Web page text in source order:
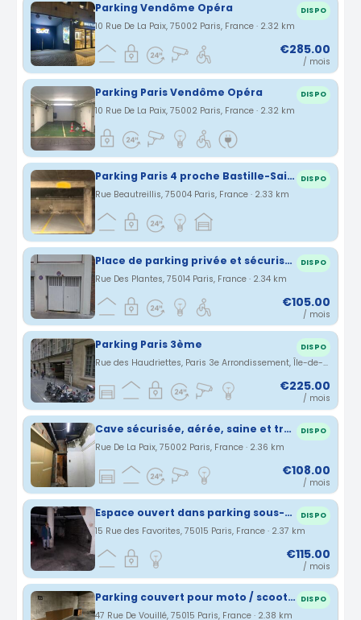
Parking Vendôme Opéra DISPO
10 Rue De La Paix, 75002 Paris, France · 2.32 km
€285.00
/ mois
Parking Paris Vendôme Opéra DISPO
10 Rue De La Paix, 75002 Paris, France · 2.32 km
Parking Paris 4 proche Bastille-Saint Paul DISPO
Rue Beautreillis, 75004 Paris, France · 2.33 km
Place de parking privée et sécurisée au 1er sous soul, Paris 75014 DISPO
Rue Des Plantes, 75014 Paris, France · 2.34 km
€105.00
/ mois
Parking Paris 3ème DISPO
Rue des Haudriettes, Paris 3e Arrondissement, Île-de-France, France · 2.35 km
€225.00
/ mois
Cave sécurisée, aérée, saine et très haute sous plafond. Rue de la Paix DISPO
Rue De La Paix, 75002 Paris, France · 2.36 km
€108.00
/ mois
Espace ouvert dans parking sous-terrain Paris 15e DISPO
15 Rue des Favorites, 75015 Paris, France · 2.37 km
€115.00
/ mois
Parking couvert pour moto / scooter sécurisé 47 rue de vouillé 75015 Paris DISPO
47 Rue De Vouillé, 75015 Paris, France · 2.38 km